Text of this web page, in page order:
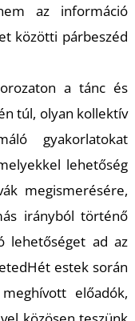
az információ
közötti párbeszéd
a tánc és
túl, olyan kollektív
gyakorlatokat
lehetőség
megismerésére,
irányból történő
lehetőséget ad az
estek során
előadók,